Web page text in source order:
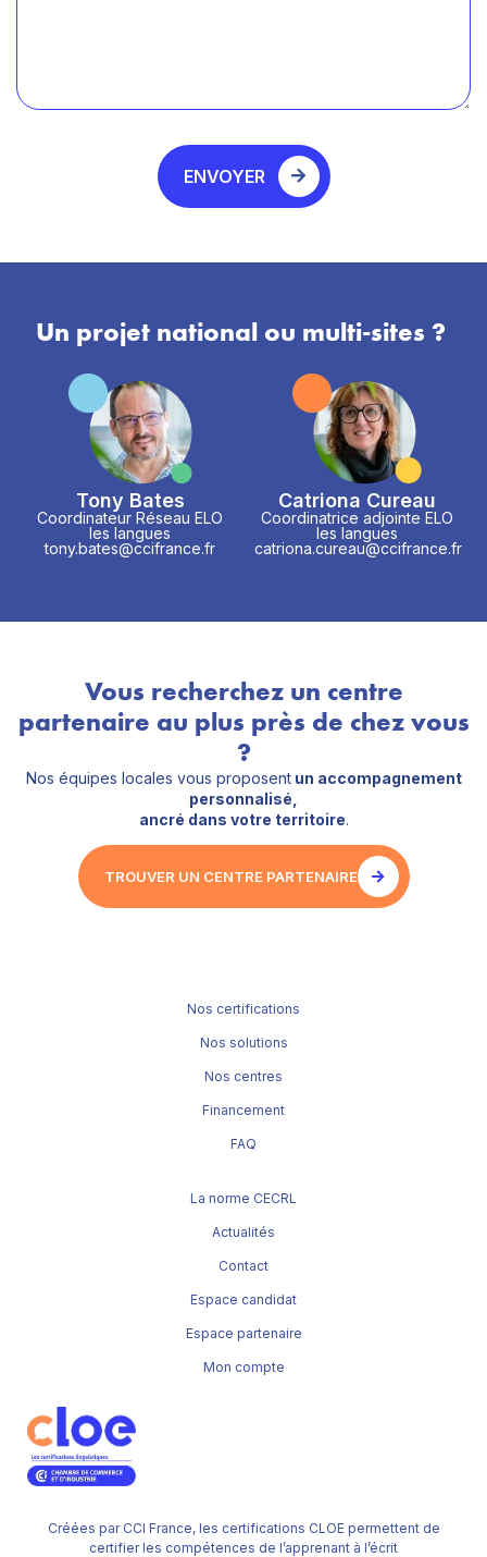
ENVOYER
Un projet national ou multi-sites ?
Tony Bates
Coordinateur Réseau ELO
les langues
tony.bates@ccifrance.fr
Catriona Cureau
Coordinatrice adjointe ELO
les langues
catriona.cureau@ccifrance.fr
Vous recherchez un centre
partenaire au plus près de chez vous
?
Nos équipes locales vous proposentun accompagnement
personnalisé,
ancré dans votre territoire.
TROUVER UN CENTRE PARTENAIRE
Créées par CCI France, les certifications CLOE permettent de
certifier les compétences de l’apprenant à l’écrit
Nos certifications
Nos solutions
Nos centres
Financement
FAQ
La norme CECRL
Actualités
Contact
Espace candidat
Espace partenaire
Mon compte